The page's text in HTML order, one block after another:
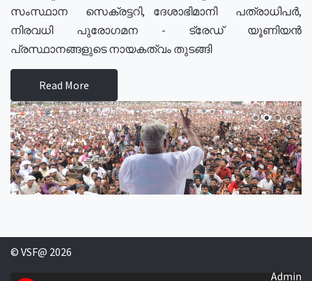
സംസ്ഥാന സെക്രട്ടറി, ദേശാഭിമാനി പത്രാധിപർ,
നിരവധി പുരോഗമന - ട്രേഡ് യൂണിയൻ
പ്രസ്ഥാനങ്ങളുടെ നായകത്വം തുടങ്ങി
Read More
© VSF@ 2026
Admin